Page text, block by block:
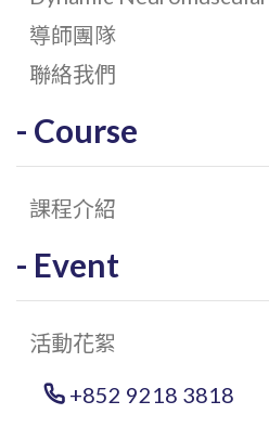
導師團隊
聯絡我們
Course
課程介紹
Event
活動花絮
+852 9218 3818